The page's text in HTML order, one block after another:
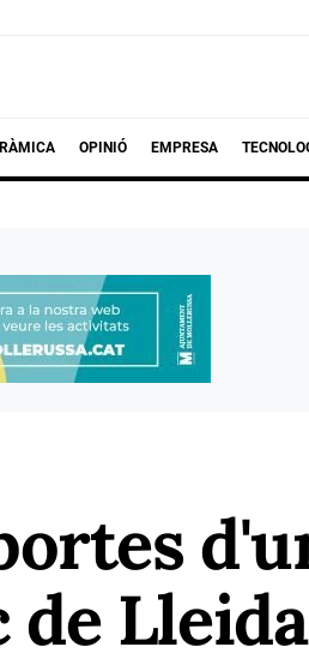
OPINIÓ EMPRESA
de Lleida